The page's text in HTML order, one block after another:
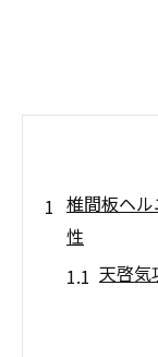
椎間板ヘ
性
天啓気
慢性